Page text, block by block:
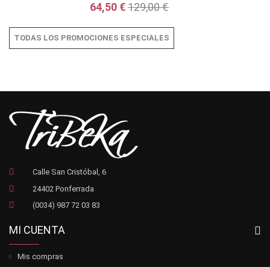
64,50 €129,00 €
TODAS LOS PROMOCIONES ESPECIALES
Calle San Cristóbal, 6
24402 Ponferrada
(0034) 987 72 03 83
MI CUENTA
Mis compras